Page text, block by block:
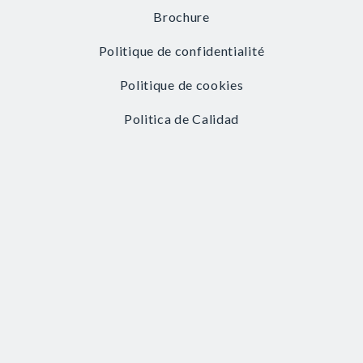
Brochure
Politique de confidentialité
Politique de cookies
Politica de Calidad